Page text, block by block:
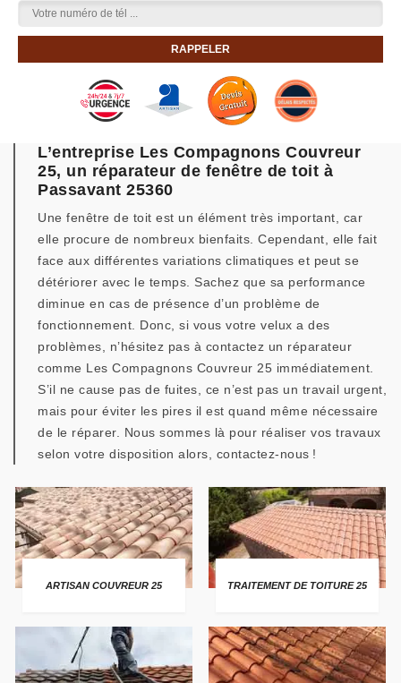
L’entreprise Les Compagnons Couvreur
25, un réparateur de fenêtre de toit à
Passavant 25360
Une fenêtre de toit est un élément très important, car
elle procure de nombreux bienfaits. Cependant, elle fait
face aux différentes variations climatiques et peut se
détériorer avec le temps. Sachez que sa performance
diminue en cas de présence d’un problème de
fonctionnement. Donc, si vous votre velux a des
problèmes, n’hésitez pas à contactez un réparateur
comme Les Compagnons Couvreur 25 immédiatement.
S’il ne cause pas de fuites, ce n’est pas un travail urgent,
mais pour éviter les pires il est quand même nécessaire
de le réparer. Nous sommes là pour réaliser vos travaux
selon votre disposition alors, contactez-nous !
ARTISAN COUVREUR 25 TRAITEMENT DE TOITURE 25